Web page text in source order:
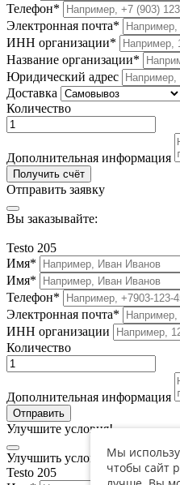
Мы
чтобы сайт
Телефон*
Электронная почта*
ИНН организации*
Название организации*
Юридический адрес
Доставка
Количество
Дополнительная информация
Получить счёт
Отправить заявку
Вы заказывайте:
Testo 205
Имя*
Имя*
Телефон*
Электронная почта*
ИНН организации
Количество
Дополнительная информация
Отправить
Улучшите условия!
Улучшить условия по
Testo 205